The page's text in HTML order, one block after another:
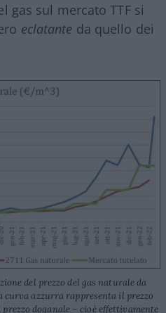
gas sul mercato TTF si
eclatante da quello dei
del prezzo del gas naturale da
curva azzurra rappresenta il prezzo
doganale – cioè effettivamente